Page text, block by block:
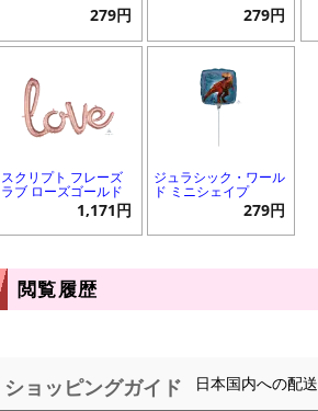
279円 279円
スクリプト フレーズ
ラブ ローズゴールド
1,171円
ジュラシック・ワール
ド ミニシェイプ
279円
閲覧履歴
ショッピングガイド 日本国内への配